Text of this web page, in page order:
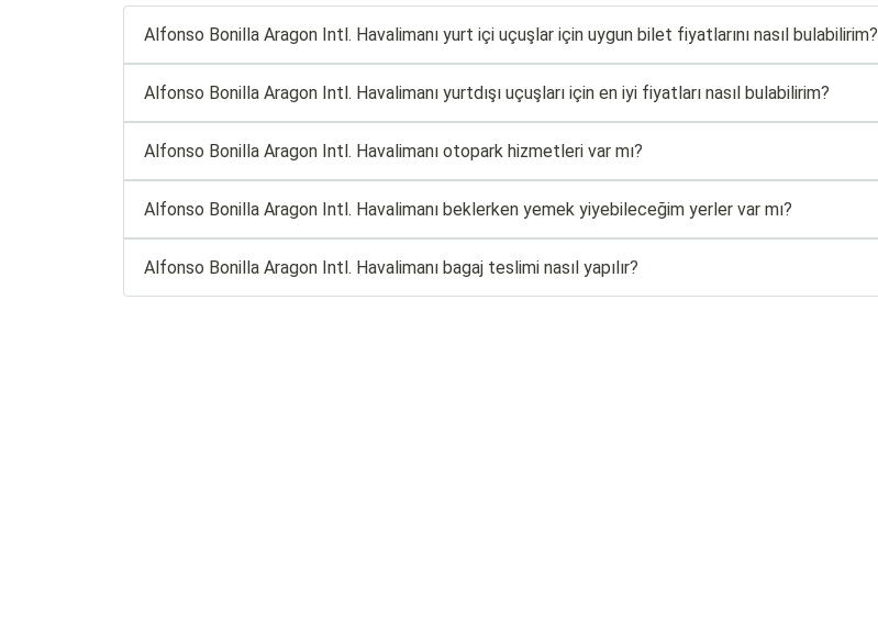
Alfonso Bonilla Aragon Intl. Havalimanı yurt içi uçuşlar için uygun bilet fiyatlarını nasıl bulabilirim?
Alfonso Bonilla Aragon Intl. Havalimanı yurtdışı uçuşları için en iyi fiyatları nasıl bulabilirim?
Alfonso Bonilla Aragon Intl. Havalimanı otopark hizmetleri var mı?
Alfonso Bonilla Aragon Intl. Havalimanı beklerken yemek yiyebileceğim yerler var mı?
Alfonso Bonilla Aragon Intl. Havalimanı bagaj teslimi nasıl yapılır?